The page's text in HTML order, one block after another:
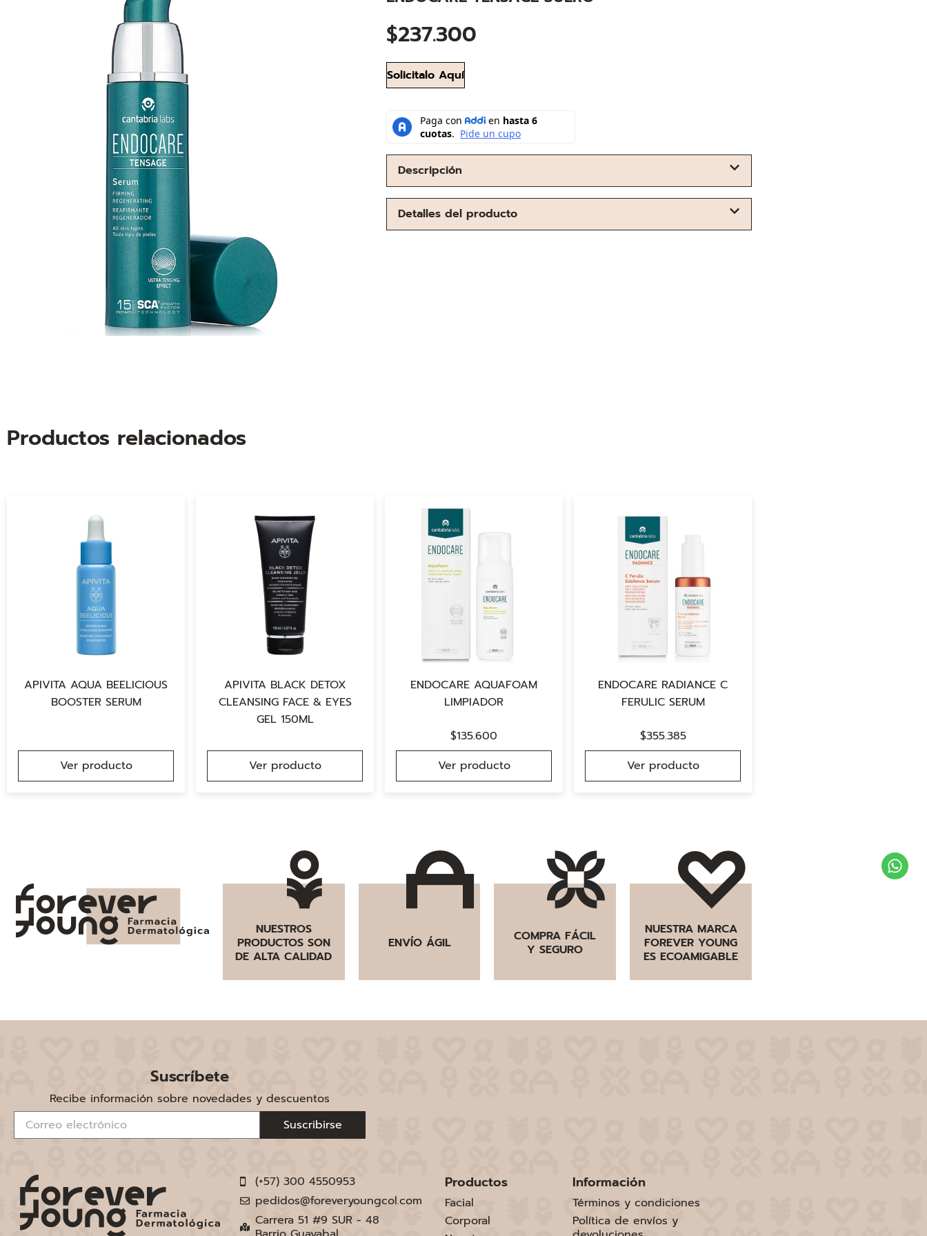
$237.300
Solicitalo Aquí
Descripción
Detalles del producto
Productos relacionados
APIVITA AQUA BEELICIOUS
BOOSTER SERUM
Ver producto
APIVITA BLACK DETOX
CLEANSING FACE & EYES
GEL 150ML
Ver producto
ENDOCARE AQUAFOAM
LIMPIADOR
$135.600
Ver producto
ENDOCARE RADIANCE C
FERULIC SERUM
$355.385
Ver producto
NUESTROS
PRODUCTOS SON
DE ALTA CALIDAD
ENVÍO ÁGIL
COMPRA FÁCIL
Y SEGURO
NUESTRA MARCA
FOREVER YOUNG
ES ECOAMIGABLE
Suscríbete
Recibe información sobre novedades y descuentos
Suscribirse
(+57) 300 4550953
pedidos@foreveryoungcol.com
Carrera 51 #9 SUR - 48
Productos
Facial
Corporal
Información
Términos y condiciones
Política de envíos y